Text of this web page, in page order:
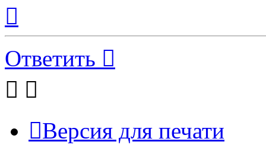
началу
Ответить
Версия для печати